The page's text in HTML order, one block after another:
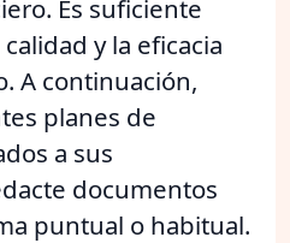
Es suficiente
y la eficacia
A continuación,
planes de
a sus
documentos
puntual o habitual.